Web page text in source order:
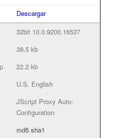
Descargar
32bit 10.0.9200.16537
38.5 kb
22.2 kb
U.S. English
JScript Proxy Auto-
Configuration
md5 sha1